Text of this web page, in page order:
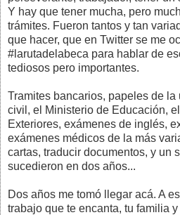
Y hay que tener mucha, pero
trámites. Fueron tantos y tan
que hacer, que en Twitter se me
#larutadelabeca para hablar de
tediosos pero importantes.
Tramites bancarios, papeles de
civil, el Ministerio de Educación,
Exteriores, exámenes de inglés,
exámenes médicos de la más
cartas, traducir documentos, y un
sucedieron en dos años...
Dos años me tomó llegar acá. A
trabajo que te encanta, tu familia